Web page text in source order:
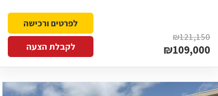
₪121,150
₪109,000
לפרטים ורכישה
לקבלת הצעה